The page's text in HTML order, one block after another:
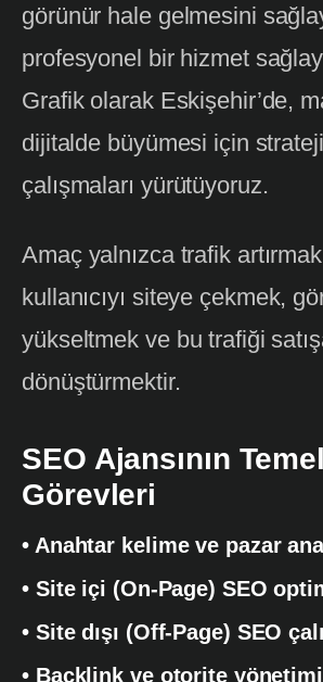
görünür hale gelmesini
profesyonel bir hizmet
Grafik olarak Eskişehir’de,
dijitalde büyümesi için
çalışmaları yürütüyoruz.
Amaç yalnızca trafik
kullanıcıyı siteye çekmek,
yükseltmek ve bu trafiği
dönüştürmektir.
SEO Ajansının Temel
Görevleri
• Anahtar kelime ve pazar
• Site içi (On-Page) SEO
• Site dışı (Off-Page) SEO
• Backlink ve otorite yönetimi
SEO ve İçerik Pazarlaması
Arama Motoru Optimizasyonu
SEO Ajansı
Yerel SEO
İletişim